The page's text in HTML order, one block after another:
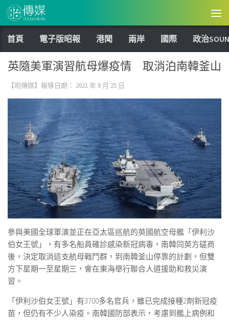
Skip to content
首頁 電子版昭報 港聞 兩岸 國際 政治
英隨美軍演習航母爆疫情 取消泊南韓釜山
【昭傳媒】報導日期： 2021 年 8 月 25 日
參與美國全球軍演並正在亞太區巡航的英國航空母艦「伊利沙
伯女王號」，有多名船員確診感染新冠病毒，南韓同英方磋商
後，決定取消這支航母戰鬥群，到南韓釜山停靠的計劃，但雙
方下星期一至星期三，會在東海舉行聯合人道援助和救災演
習。
「伊利沙伯女王號」有3700多名官兵，雖已完成接種2劑新冠疫
苗，但仍有不少人染疫。南韓國防部表示，考慮到艦上病例和